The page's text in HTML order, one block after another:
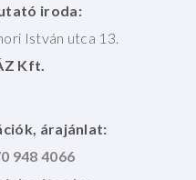
iroda:
István utca 13.
Kft.
árajánlat:
948 4066